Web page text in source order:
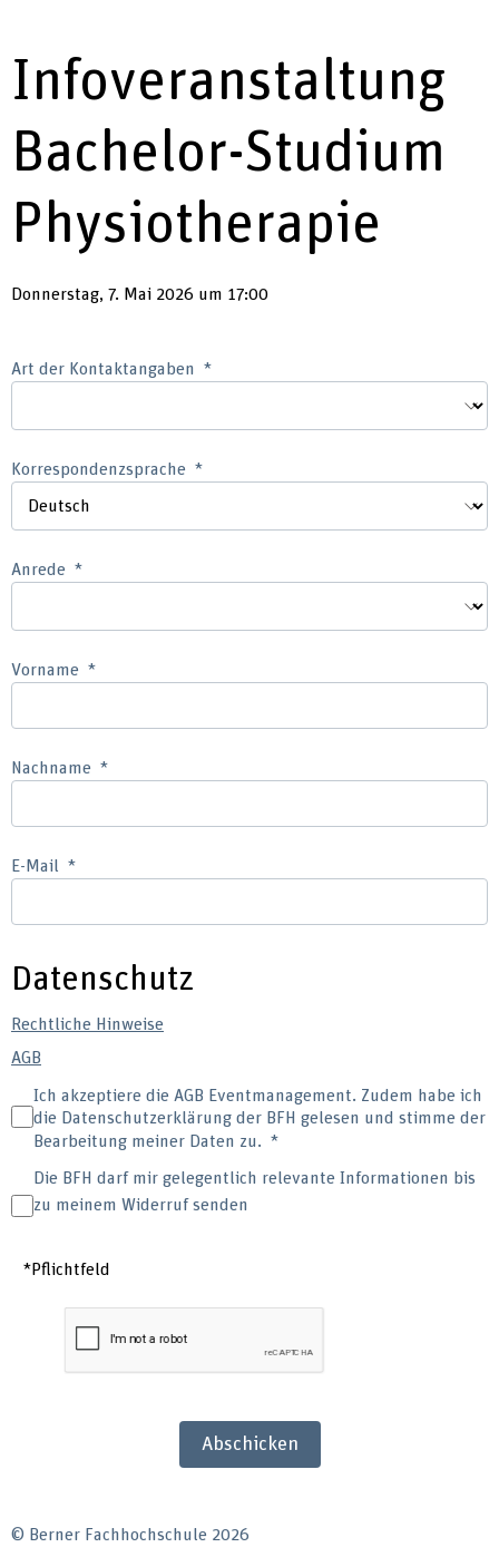
Infoveranstaltung
Bachelor-Studium
Physiotherapie
Donnerstag, 7. Mai 2026 um 17:00
Art der Kontaktangaben
Korrespondenzsprache
Anrede
Vorname
Nachname
E-Mail
Datenschutz
Rechtliche Hinweise
AGB
Ich akzeptiere die AGB Eventmanagement. Zudem habe ich
die Datenschutzerklärung der BFH gelesen und stimme der
Bearbeitung meiner Daten zu.
Die BFH darf mir gelegentlich relevante Informationen bis
zu meinem Widerruf senden
*Pflichtfeld
Abschicken
© Berner Fachhochschule 2026